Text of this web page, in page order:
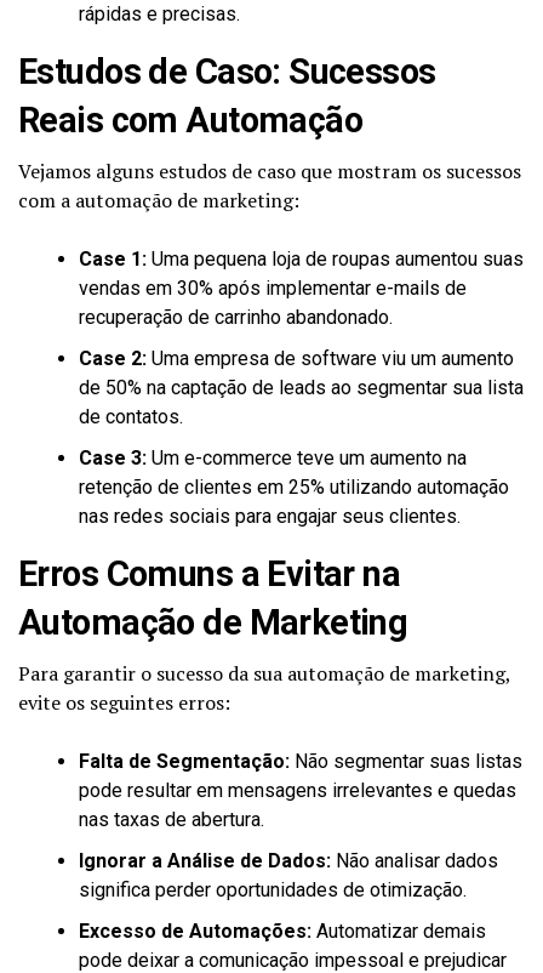
rápidas e precisas.
Estudos de Caso: Sucessos
Reais com Automação
Vejamos alguns estudos de caso que mostram os sucessos
com a automação de marketing:
Case 1: Uma pequena loja de roupas aumentou suas
vendas em 30% após implementar e-mails de
recuperação de carrinho abandonado.
Case 2: Uma empresa de software viu um aumento
de 50% na captação de leads ao segmentar sua lista
de contatos.
Case 3: Um e-commerce teve um aumento na
retenção de clientes em 25% utilizando automação
nas redes sociais para engajar seus clientes.
Erros Comuns a Evitar na
Automação de Marketing
Para garantir o sucesso da sua automação de marketing,
evite os seguintes erros:
Falta de Segmentação: Não segmentar suas listas
pode resultar em mensagens irrelevantes e quedas
nas taxas de abertura.
Ignorar a Análise de Dados: Não analisar dados
significa perder oportunidades de otimização.
Excesso de Automações: Automatizar demais
pode deixar a comunicação impessoal e prejudicar